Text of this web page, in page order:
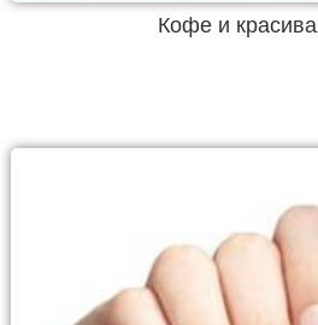
Кофе и